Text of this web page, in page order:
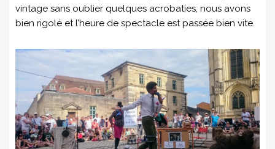
vintage sans oublier quelques acrobaties, nous avons
bien rigolé et l’heure de spectacle est passée bien vite.